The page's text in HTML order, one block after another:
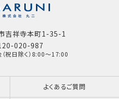
吉祥寺本町1-35-1
020-987
（祝日除く）8:00～17:00
よくあるご質問